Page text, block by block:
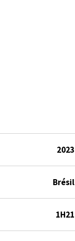
2023
Brésil
1H21